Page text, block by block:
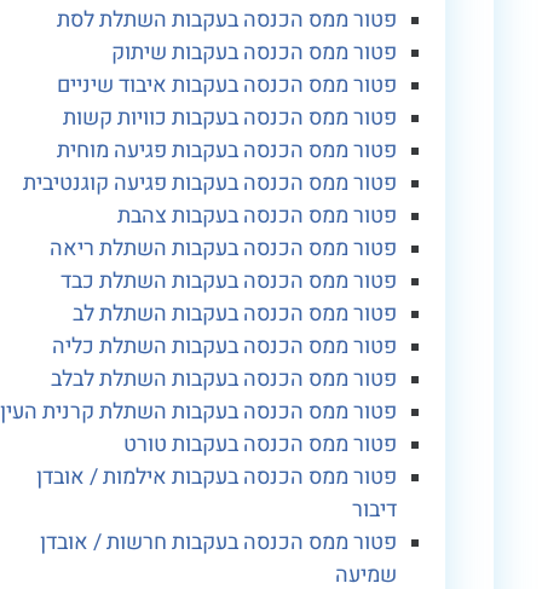
פטור ממס הכנסה בעקבות השתלת לסת
פטור ממס הכנסה בעקבות שיתוק
פטור ממס הכנסה בעקבות איבוד שיניים
פטור ממס הכנסה בעקבות כוויות קשות
פטור ממס הכנסה בעקבות פגיעה מוחית
פטור ממס הכנסה בעקבות פגיעה קוגנטיבית
פטור ממס הכנסה בעקבות צהבת
פטור ממס הכנסה בעקבות השתלת ריאה
פטור ממס הכנסה בעקבות השתלת כבד
פטור ממס הכנסה בעקבות השתלת לב
פטור ממס הכנסה בעקבות השתלת כליה
פטור ממס הכנסה בעקבות השתלת לבלב
פטור ממס הכנסה בעקבות השתלת קרנית העין
פטור ממס הכנסה בעקבות טורט
פטור ממס הכנסה בעקבות אילמות / אובדן
פטור ממס הכנסה בעקבות חרשות / אובדן